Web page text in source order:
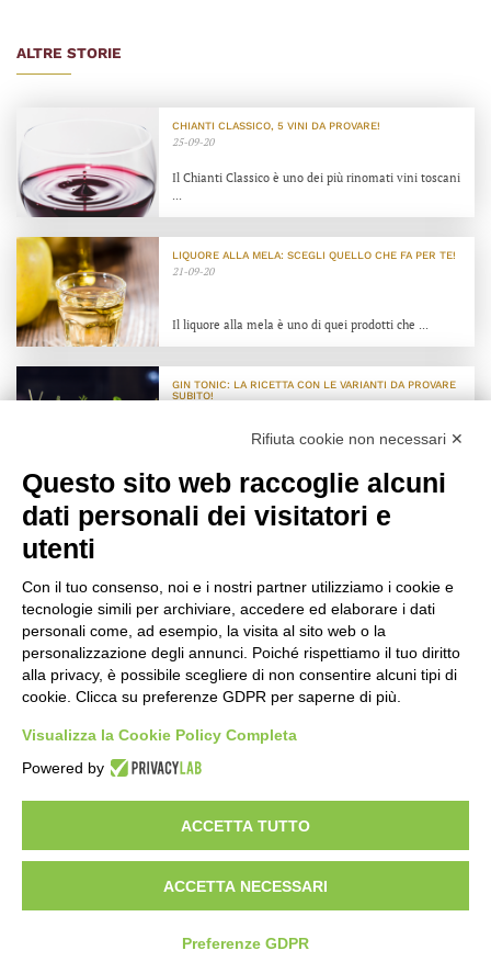
ALTRE STORIE
CHIANTI CLASSICO, 5 VINI DA PROVARE!
25-09-20
Il Chianti Classico è uno dei più rinomati vini toscani
...
LIQUORE ALLA MELA: SCEGLI QUELLO CHE FA PER TE!
21-09-20
Il liquore alla mela è uno di quei prodotti che ...
GIN TONIC: LA RICETTA CON LE VARIANTI DA PROVARE
SUBITO!
5 COCKTAIL CON GIN CHE NON CONOSCETE
28-12-19
noti ma, ...
NEBBIOLO: VINO O VITIGNO? FACCIAMO CHIAREZZA!
19-11-19
Enoteca a Roma - Wine bar
01377001001 - Via degli Scipioni 118-122, 00192 Roma
Privacy policy & cookie policy Impostazioni Cookies Termini e condizioni
Rifiuta cookie non necessari ✕
Questo sito web raccoglie alcuni
dati personali dei visitatori e
utenti
Con il tuo consenso, noi e i nostri partner utilizziamo i cookie e
tecnologie simili per archiviare, accedere ed elaborare i dati
personali come, ad esempio, la visita al sito web o la
personalizzazione degli annunci. Poiché rispettiamo il tuo diritto
alla privacy, è possibile scegliere di non consentire alcuni tipi di
cookie. Clicca su preferenze GDPR per saperne di più.
Visualizza la Cookie Policy Completa
Powered by
ACCETTA TUTTO
ACCETTA NECESSARI
Preferenze GDPR